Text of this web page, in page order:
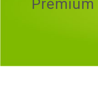
Prémium